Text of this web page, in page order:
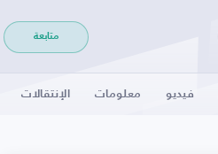
متابعة
فيديو معلومات الإنتقالات